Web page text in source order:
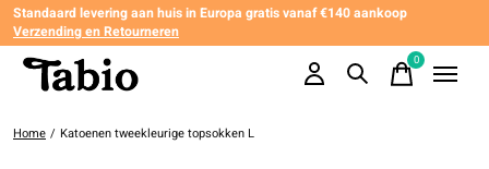
Standaard levering aan huis in Europa gratis vanaf €140 aankoop
Verzending en Retourneren
0items
Home / Katoenen tweekleurige topsokken L